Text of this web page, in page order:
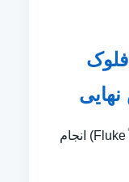
تست نهایی با دستگاه‌های معتبر (مثلاً Fluke) انجام